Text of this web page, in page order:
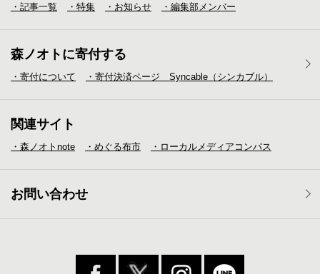
・記事一覧 ・特集 ・お知らせ ・編集部メンバー
森ノオトに寄付する
・寄付について ・寄付決済ページ Syncable（シンカブル）
関連サイト
・森ノオトnote ・めぐる布市 ・ローカルメディア コンパス
お問い合わせ